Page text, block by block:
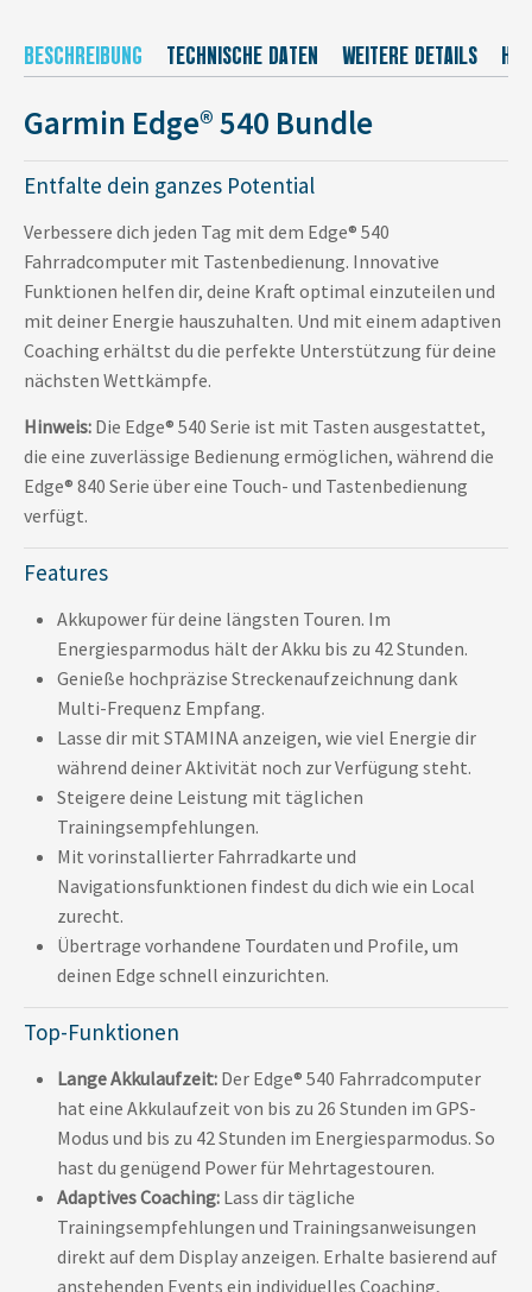
BESCHREIBUNG TECHNISCHE DATEN WEITERE DETAILS
Garmin Edge® 540 Bundle
Entfalte dein ganzes Potential
Verbessere dich jeden Tag mit dem Edge® 540
Fahrradcomputer mit Tastenbedienung. Innovative
Funktionen helfen dir, deine Kraft optimal einzuteilen und
mit deiner Energie hauszuhalten. Und mit einem adaptiven
Coaching erhältst du die perfekte Unterstützung für deine
nächsten Wettkämpfe.
Hinweis: Die Edge® 540 Serie ist mit Tasten ausgestattet,
die eine zuverlässige Bedienung ermöglichen, während die
Edge® 840 Serie über eine Touch- und Tastenbedienung
verfügt.
Features
Akkupower für deine längsten Touren. Im
Energiesparmodus hält der Akku bis zu 42 Stunden.
Genieße hochpräzise Streckenaufzeichnung dank
Multi-Frequenz Empfang.
Lasse dir mit STAMINA anzeigen, wie viel Energie dir
während deiner Aktivität noch zur Verfügung steht.
Steigere deine Leistung mit täglichen
Trainingsempfehlungen.
Mit vorinstallierter Fahrradkarte und
Navigationsfunktionen findest du dich wie ein Local
zurecht.
Übertrage vorhandene Tourdaten und Profile, um
deinen Edge schnell einzurichten.
Top-Funktionen
Lange Akkulaufzeit: Der Edge® 540 Fahrradcomputer
hat eine Akkulaufzeit von bis zu 26 Stunden im GPS-
Modus und bis zu 42 Stunden im Energiesparmodus. So
hast du genügend Power für Mehrtagestouren.
Adaptives Coaching: Lass dir tägliche
Trainingsempfehlungen und Trainingsanweisungen
direkt auf dem Display anzeigen. Erhalte basierend auf
anstehenden Events ein individuelles Coaching,